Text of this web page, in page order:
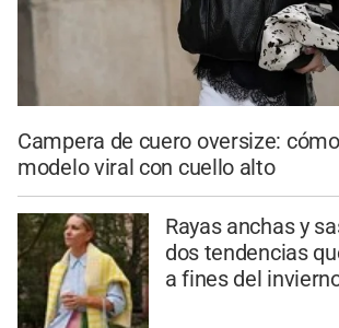
Campera de cuero oversize:
modelo viral con cuello alto
Rayas anchas y
dos tendencias
a fines del